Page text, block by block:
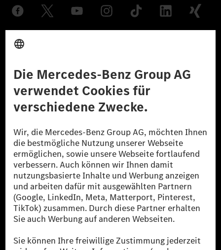
© 2026 Mercedes-Benz Group AG. Alle Rechte vorbehalten.
reduzierte CO₂-Emissionen bei der Mercedes-Benz Group durch
zertifizierte Ausgleichsprojekte kompensiert werden.
[2] Renewable Charging ist ein integraler Bestandteil von MB.CHARGE
Public in Europa, den USA, Kanada und China. Sofern an der jeweiligen
Ladestation noch kein Strom aus erneuerbaren Energien vorliegt,
verwendet Renewable Charging Grünstromzertifikate*. Diese stellen
sicher, dass für Ladevorgänge über MB.CHARGE Public eine äquivalente
Strommenge aus erneuerbaren Energien ins Stromnetz eingespeist wird.
Sie stammen ausschließlich aus Wind- und Solarkraftanlagen, die jünger
als sechs Jahre sind.
* Inkl. EKOenergy Ökolabel
* Die angegebenen Werte wurden nach dem vorgeschriebenen
Messverfahren WLTP (Worldwide harmonised Light vehicles Test